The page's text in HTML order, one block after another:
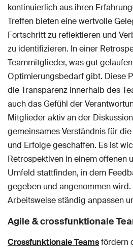
kontinuierlich aus ihren
Treffen bieten eine wertvolle
Fortschritt zu reflektieren und
zu identifizieren. In einer
Teammitglieder, was gut
Optimierungsbedarf gibt. Diese
die Transparenz innerhalb des
auch das Gefühl der
Mitglieder aktiv an der
gemeinsames Verständnis für
und Erfolge geschaffen. Es ist
Retrospektiven in einem offenen
Umfeld stattfinden, in dem
gegeben und angenommen wird.
Arbeitsweise ständig anpassen
Agile & crossfunktionale
Crossfunktionale Teamsfördern